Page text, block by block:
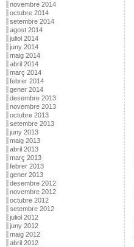
novembre 2014
octubre 2014
setembre 2014
agost 2014
juliol 2014
juny 2014
maig 2014
abril 2014
març 2014
febrer 2014
gener 2014
desembre 2013
novembre 2013
octubre 2013
setembre 2013
juny 2013
maig 2013
abril 2013
març 2013
febrer 2013
gener 2013
desembre 2012
novembre 2012
octubre 2012
setembre 2012
juliol 2012
juny 2012
maig 2012
abril 2012